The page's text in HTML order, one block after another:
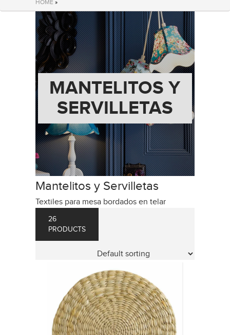
HOME »
MANTELITOS Y
SERVILLETAS
Mantelitos y Servilletas
Textiles para mesa bordados en telar
26
PRODUCTS